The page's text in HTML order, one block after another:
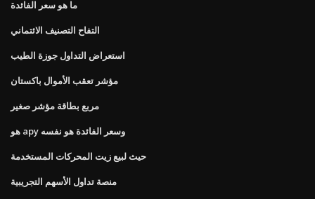
ما هو سعر الفائدة
التفاح التصنيف الائتماني
استعراض التداول جوزة الطيب
مؤشر تعقب الأموال باكستان
مربع بطاقة مؤشر صغير
هو apy وسعر الفائدة هو نفسه
حيث لبيع زيت المحركات المستخدمة
منصة تداول الأسهم التجريبية